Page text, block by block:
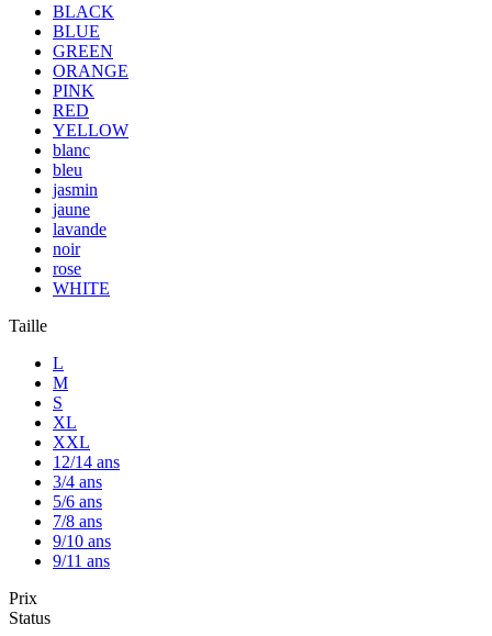
BLACK
BLUE
GREEN
ORANGE
PINK
RED
YELLOW
blanc
bleu
jasmin
jaune
lavande
noir
rose
WHITE
Taille
L
M
S
XL
XXL
12/14 ans
3/4 ans
5/6 ans
7/8 ans
9/10 ans
9/11 ans
Prix
Status